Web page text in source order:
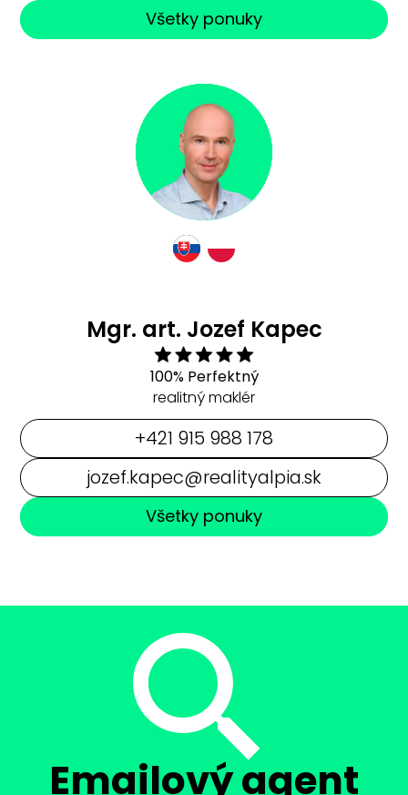
Všetky ponuky
Mgr. art. Jozef Kapec
100% Perfektný
realitný maklér
+421 915 988 178
jozef.kapec@realityalpia.sk
Všetky ponuky
Emailový agent